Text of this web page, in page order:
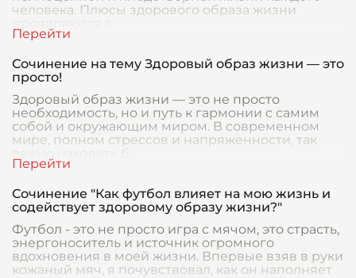
человека. Плюсы здорового образа жизни
Сочинение на тему Здоровый образ жизни — это
просто!
Здоровый образ жизни — это не просто
необходимость, но и путь к гармонии с самим
собой и окружающим миром. В современном
мире, полном стрессов и напряженности, так
важно находить б
Сочинение "Как футбол влияет на мою жизнь и
содействует здоровому образу жизни?"
Футбол - это не просто игра с мячом, это страсть,
энергоноситель и источник огромного
вдохновения в моей жизни. Впервые взяв в руки
кожаный мяч, я почувствовал, как он наполняет